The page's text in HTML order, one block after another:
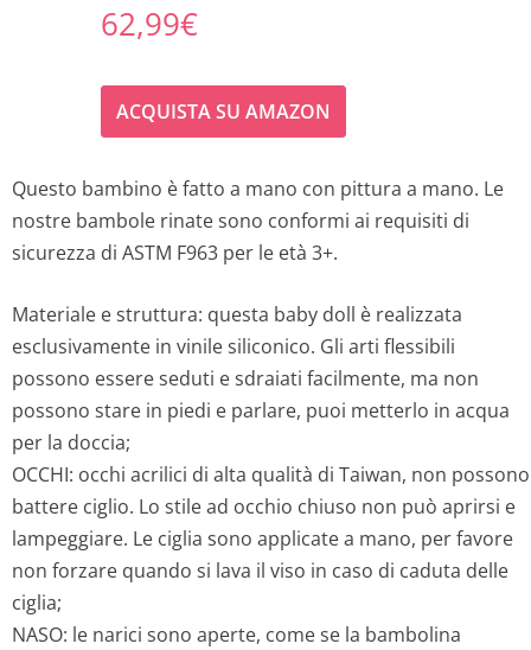
62,99€
ACQUISTA SU AMAZON
Questo bambino è fatto a mano con pittura a mano. Le
nostre bambole rinate sono conformi ai requisiti di
sicurezza di ASTM F963 per le età 3+.
Materiale e struttura: questa baby doll è realizzata
esclusivamente in vinile siliconico. Gli arti flessibili
possono essere seduti e sdraiati facilmente, ma non
possono stare in piedi e parlare, puoi metterlo in acqua
per la doccia;
OCCHI: occhi acrilici di alta qualità di Taiwan, non possono
battere ciglio. Lo stile ad occhio chiuso non può aprirsi e
lampeggiare. Le ciglia sono applicate a mano, per favore
non forzare quando si lava il viso in caso di caduta delle
ciglia;
NASO: le narici sono aperte, come se la bambolina